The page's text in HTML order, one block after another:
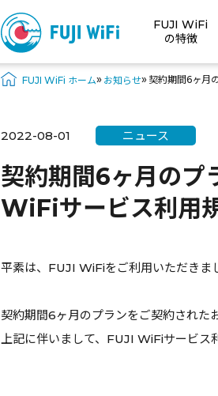
FUJI WiFi
の特徴
FUJI WiFi ホーム» お知らせ» 契約期間6ヶ月
2022-08-01 ニュース
契約期間6ヶ月のプ
WiFiサービス利用
平素は、FUJI WiFiをご利用いただきま
契約期間6ヶ月のプランをご契約された
上記に伴いまして、FUJI WiFiサービス